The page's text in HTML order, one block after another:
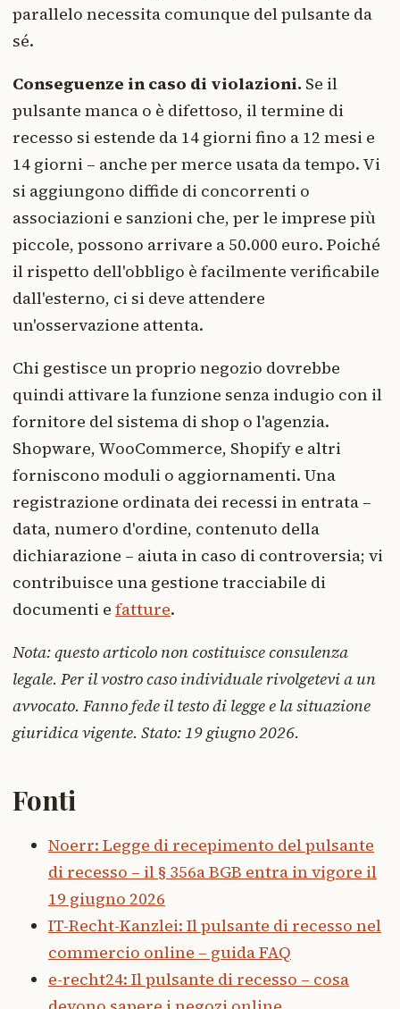
parallelo necessita comunque del pulsante da
sé.
Conseguenze in caso di violazioni. Se il
pulsante manca o è difettoso, il termine di
recesso si estende da 14 giorni fino a 12 mesi e
14 giorni – anche per merce usata da tempo. Vi
si aggiungono diffide di concorrenti o
associazioni e sanzioni che, per le imprese più
piccole, possono arrivare a 50.000 euro. Poiché
il rispetto dell'obbligo è facilmente verificabile
dall'esterno, ci si deve attendere
un'osservazione attenta.
Chi gestisce un proprio negozio dovrebbe
quindi attivare la funzione senza indugio con il
fornitore del sistema di shop o l'agenzia.
Shopware, WooCommerce, Shopify e altri
forniscono moduli o aggiornamenti. Una
registrazione ordinata dei recessi in entrata –
data, numero d'ordine, contenuto della
dichiarazione – aiuta in caso di controversia; vi
contribuisce una gestione tracciabile di
documenti e fatture.
Nota: questo articolo non costituisce consulenza
legale. Per il vostro caso individuale rivolgetevi a un
avvocato. Fanno fede il testo di legge e la situazione
giuridica vigente. Stato: 19 giugno 2026.
Fonti
Noerr: Legge di recepimento del pulsante
di recesso – il § 356a BGB entra in vigore il
19 giugno 2026
IT-Recht-Kanzlei: Il pulsante di recesso nel
commercio online – guida FAQ
e-recht24: Il pulsante di recesso – cosa